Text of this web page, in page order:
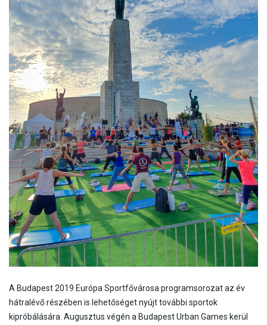
A Budapest 2019 Európa Sportfővárosa programsorozat az év
hátralévő részében is lehetőséget nyújt további sportok
kipróbálására. Augusztus végén a Budapest Urban Games kerül